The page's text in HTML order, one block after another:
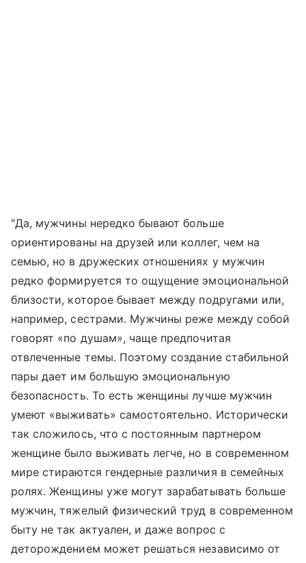
"Да, мужчины нередко бывают больше
ориентированы на друзей или коллег, чем на
семью, но в дружеских отношениях у мужчин
редко формируется то ощущение эмоциональной
близости, которое бывает между подругами или,
например, сестрами. Мужчины реже между собой
говорят «по душам», чаще предпочитая
отвлеченные темы. Поэтому создание стабильной
пары дает им большую эмоциональную
безопасность. То есть женщины лучше мужчин
умеют «выживать» самостоятельно. Исторически
так сложилось, что с постоянным партнером
женщине было выживать легче, но в современном
мире стираются гендерные различия в семейных
ролях. Женщины уже могут зарабатывать больше
мужчин, тяжелый физический труд в современном
быту не так актуален, и даже вопрос с
деторождением может решаться независимо от